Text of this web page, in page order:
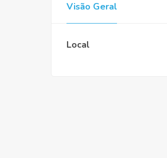
Visão Geral
Local